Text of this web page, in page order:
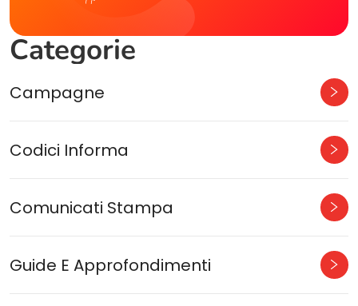
Categorie
Campagne
Codici Informa
Comunicati Stampa
Guide E Approfondimenti